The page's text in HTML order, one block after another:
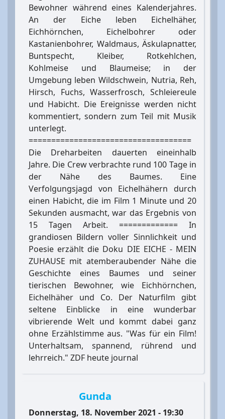
Bewohner während eines Kalenderjahres.
An der Eiche leben Eichelhäher,
Eichhörnchen, Eichelbohrer oder
Kastanienbohrer, Waldmaus, Äskulapnatter,
Buntspecht, Kleiber, Rotkehlchen,
Kohlmeise und Blaumeise; in der
Umgebung leben Wildschwein, Nutria, Reh,
Hirsch, Fuchs, Wasserfrosch, Schleiereule
und Habicht. Die Ereignisse werden nicht
kommentiert, sondern zum Teil mit Musik
unterlegt.
====================================
Die Dreharbeiten dauerten eineinhalb
Jahre. Die Crew verbrachte rund 100 Tage in
der Nähe des Baumes. Eine
Verfolgungsjagd von Eichelhähern durch
einen Habicht, die im Film 1 Minute und 20
Sekunden ausmacht, war das Ergebnis von
15 Tagen Arbeit. ============= In
grandiosen Bildern voller Sinnlichkeit und
Poesie erzählt die Doku DIE EICHE - MEIN
ZUHAUSE mit atemberaubender Nähe die
Geschichte eines Baumes und seiner
tierischen Bewohner, wie Eichhörnchen,
Eichelhäher und Co. Der Naturfilm gibt
seltene Einblicke in eine wunderbar
vibrierende Welt und kommt dabei ganz
ohne Erzählstimme aus. "Was für ein Film!
Unterhaltsam, spannend, rührend und
lehrreich." ZDF heute journal
Gunda
Donnerstag, 18. November 2021 - 19:30